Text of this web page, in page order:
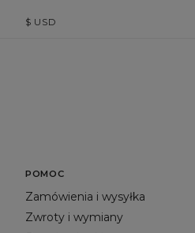
$ USD
POMOC
Zamówienia i wysyłka
Zwroty i wymiany